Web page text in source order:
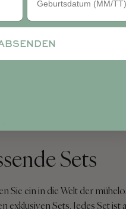
Sets
Sie ein in die Welt der
exklusiven Sets. Jedes Set ist